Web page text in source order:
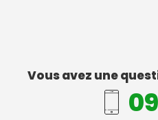
Vous avez une